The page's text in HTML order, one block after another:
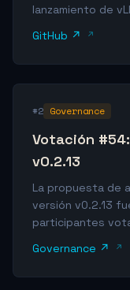
lanzamiento de
GitHub ↗
#2 Governance
Votación
v0.2.13
La propuesta de
versión v0.2.13
participantes
Governance ↗